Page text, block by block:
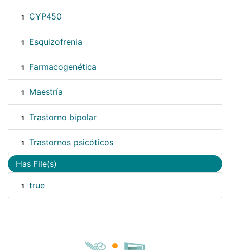
1 CYP450
1 Esquizofrenia
1 Farmacogenética
1 Maestría
1 Trastorno bipolar
1 Trastornos psicóticos
Has File(s)
1 true